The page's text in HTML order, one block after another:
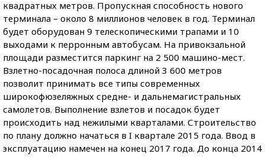
квадратных метров. Пропускная способность нового
терминала – около 8 миллионов человек в год. Терминал
будет оборудован 9 телескопическими трапами и 10
выходами к перронным автобусам. На привокзальной
площади разместится паркинг на 2 500 машино-мест.
Взлетно-посадочная полоса длиной 3 600 метров
позволит принимать все типы современных
широкофюзеляжных средне- и дальнемагистральных
самолетов. Выполнение взлетов и посадок будет
происходить над нежилыми кварталами. Строительство
по плану должно начаться в I квартале 2015 года. Ввод в
эксплуатацию намечен на конец 2017 года. До конца 2014